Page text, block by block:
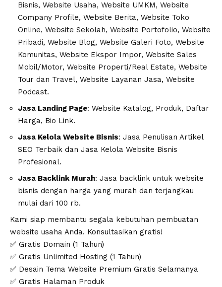
Bisnis, Website Usaha, Website UMKM, Website
Company Profile, Website Berita, Website Toko
Online, Website Sekolah, Website Portofolio, Website
Pribadi, Website Blog, Website Galeri Foto, Website
Komunitas, Website Ekspor Impor, Website Sales
Mobil/Motor, Website Properti/Real Estate, Website
Tour dan Travel, Website Layanan Jasa, Website
Podcast.
Jasa Landing Page: Website Katalog, Produk, Daftar
Harga, Bio Link.
Jasa Kelola Website Bisnis: Jasa Penulisan Artikel
SEO Terbaik dan Jasa Kelola Website Bisnis
Profesional.
Jasa Backlink Murah: Jasa backlink untuk website
bisnis dengan harga yang murah dan terjangkau
mulai dari 100 rb.
Kami siap membantu segala kebutuhan pembuatan
website usaha Anda. Konsultasikan gratis!
✅ Gratis Domain (1 Tahun)
✅ Gratis Unlimited Hosting (1 Tahun)
✅ Desain Tema Website Premium Gratis Selamanya
✅ Gratis Halaman Produk